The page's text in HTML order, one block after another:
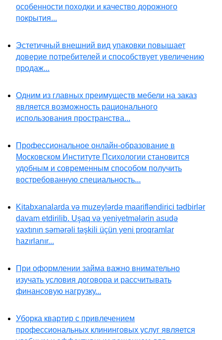
особенности походки и качество дорожного
покрытия...
Эстетичный внешний вид упаковки повышает
доверие потребителей и способствует увеличению
продаж...
Одним из главных преимуществ мебели на заказ
является возможность рационального
использования пространства...
Профессиональное онлайн-образование в
Московском Институте Психологии становится
удобным и современным способом получить
востребованную специальность...
Kitabxanalarda və muzeylərdə maarifləndirici tədbirlər
davam etdirilib. Uşaq və yeniyetmələrin asudə
vaxtının səmərəli təşkili üçün yeni proqramlar
hazırlanır...
При оформлении займа важно внимательно
изучать условия договора и рассчитывать
финансовую нагрузку...
Уборка квартир с привлечением
профессиональных клининговых услуг является